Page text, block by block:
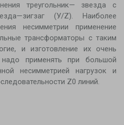
треугольник— звезда с
(У/Z). Наиболее
несимметрии применение
трансформаторы с таким
и изготовление их очень
применять при большой
несимметрией нагрузок и
Z0 линий.